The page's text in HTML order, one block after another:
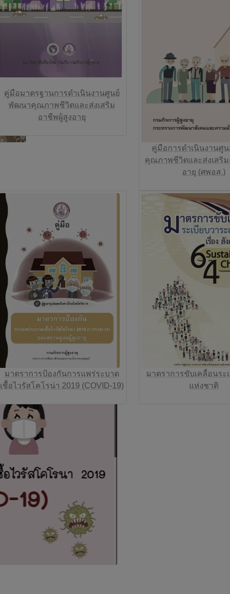
คู่มือมาตรฐานการดำเนินงานศูนย์
พัฒนาคุณภาพชีวิตและส่งเสริม
อาชีพผู้สูงอายุ
คู่มือการดำเนินงานศู
คุณภาพชีวิตและส่งเสริ
อายุ (ศพอส.)
มาตราการป้องกันการแพร่ระบาด
เชื้อไวรัสโคโรน่า 2019 (COVID-19)
มาตราการขับเคลื่อนระ
แห่งชาติ